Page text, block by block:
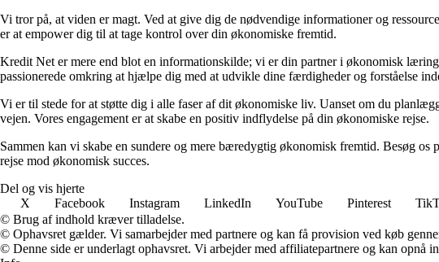
Vi tror på, at viden er magt. Ved at give dig de nødvendige informationer og
er at empower dig til at tage kontrol over din økonomiske fremtid.
Kredit Net er mere end blot en informationskilde; vi er din partner i økonomisk
passionerede omkring at hjælpe dig med at udvikle dine færdigheder og forståelse
Vi er til stede for at støtte dig i alle faser af dit økonomiske liv. Uanset om du
vejen. Vores engagement er at skabe en positiv indflydelse på din økonomiske rejse.
Sammen kan vi skabe en sundere og mere bæredygtig økonomisk fremtid. Besøg
rejse mod økonomisk succes.
Del og vis hjerte
X
Facebook Instagram LinkedIn YouTube Pinterest
© Brug af indhold kræver tilladelse.
© Ophavsret gælder. Vi samarbejder med partnere og kan få provision ved køb
© Denne side er underlagt ophavsret. Vi arbejder med affiliatepartnere og kan